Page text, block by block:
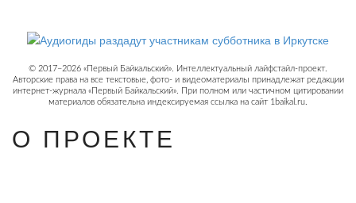
© 2017−2026 «Первый Байкальский». Интеллектуальный лайфстайл-проект.
Авторские права на все текстовые, фото- и видеоматериалы принадлежат редакции
интернет-журнала «Первый Байкальский». При полном или частичном цитировании
материалов обязательна индексируемая ссылка на сайт 1baikal.ru.
О ПРОЕКТЕ